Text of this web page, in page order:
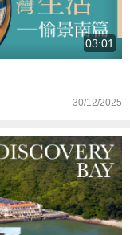
03:01
30/12/2025